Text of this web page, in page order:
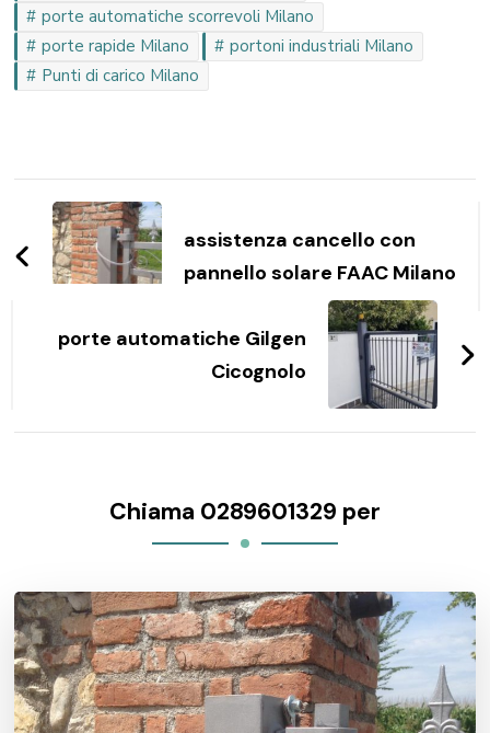
porte automatiche scorrevoli Milano
porte rapide Milano
portoni industriali Milano
Punti di carico Milano
Navigazione
articoli
assistenza cancello con
pannello solare FAAC Milano
porte automatiche Gilgen
Cicognolo
Chiama 0289601329 per